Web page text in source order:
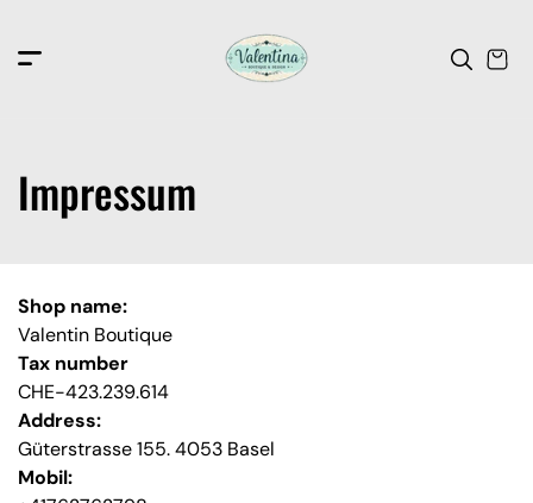
n
t
Impressum
Shop name:
Valentin Boutique
Tax number
CHE-423.239.614
Address:
Güterstrasse 155. 4053 Basel
Mobil: